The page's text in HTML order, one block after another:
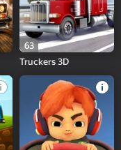
63
Truckers 3D